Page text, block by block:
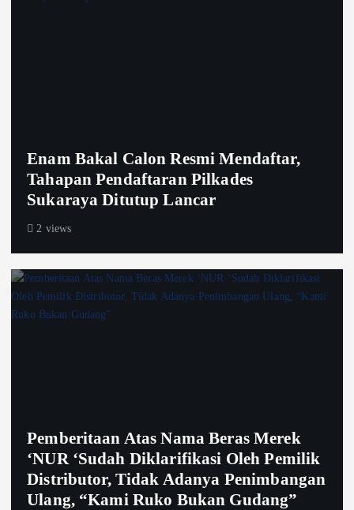
Enam Bakal Calon Resmi Mendaftar,
Tahapan Pendaftaran Pilkades
Sukaraya Ditutup Lancar
2 views
Pemberitaan Atas Nama Beras Merek
‘NUR ‘Sudah Diklarifikasi Oleh Pemilik
Distributor, Tidak Adanya Penimbangan
Ulang, “Kami Ruko Bukan Gudang”